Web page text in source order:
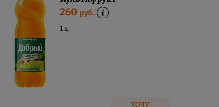
260 руб.
1 л
ХОЧУ